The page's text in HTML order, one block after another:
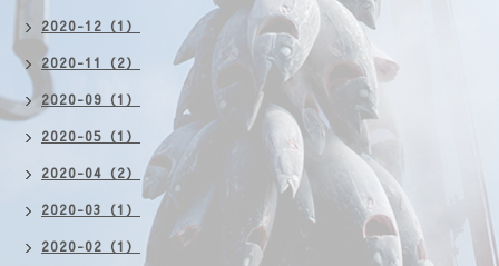
2020-12（1）
2020-11（2）
2020-09（1）
2020-05（1）
2020-04（2）
2020-03（1）
2020-02（1）